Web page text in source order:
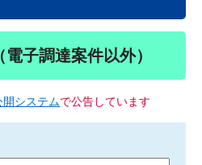
子調達案件以外）
開システムで公告しています